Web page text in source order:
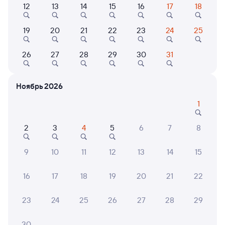
Найдём билет на поезд за вас
Искать билеты
Отели в Уссурийске
12 13 14 15 16 17 18
19 20 21 22 23 24 25
26 27 28 29 30 31
Ноябрь 2026
1
2 3 4 5 6 7 8
9 10 11 12 13 14 15
16 17 18 19 20 21 22
23 24 25 26 27 28 29